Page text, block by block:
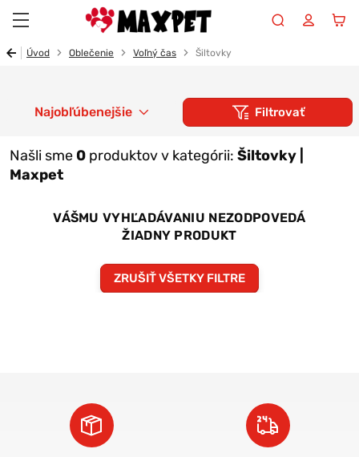
Úvod Oblečenie Voľný čas Šiltovky
Filtrovať
Našli sme 0 produktov v kategórii: Šiltovky |
Maxpet
Najobľúbenejšie
VÁŠMU VYHĽADÁVANIU NEZODPOVEDÁ
ŽIADNY PRODUKT
ZRUŠIŤ VŠETKY FILTRE